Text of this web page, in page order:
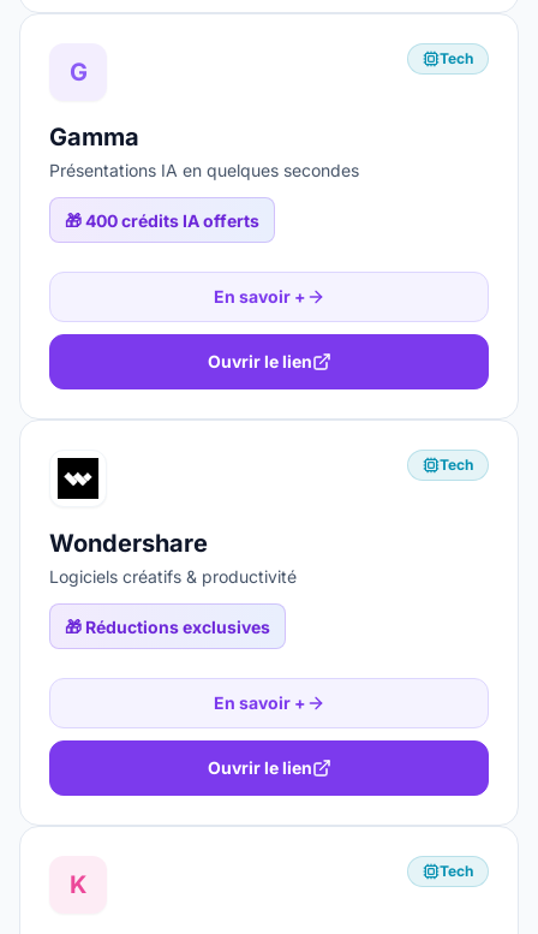
G Tech
Gamma
Présentations IA en quelques secondes
🎁400 crédits IA offerts
En savoir +
Ouvrir le lien
Tech
Wondershare
Logiciels créatifs & productivité
🎁 Réductions exclusives
En savoir +
Ouvrir le lien
K Tech